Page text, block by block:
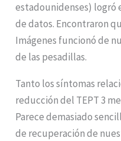
estadounidenses) logró
de datos. Encontraron
Imágenes funcionó de
de las pesadillas.
Tanto los síntomas
reducción del TEPT 3
Parece demasiado
de recuperación de